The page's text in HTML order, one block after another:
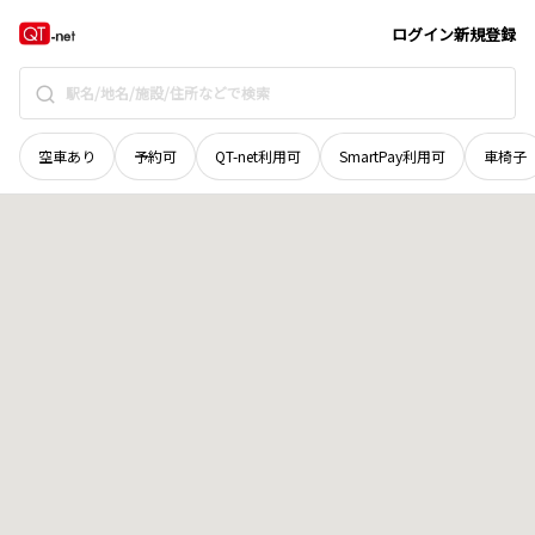
ログイン新規登録
空車あり 予約可 QT-net利用可 SmartPay利用可 車椅子
秋田県